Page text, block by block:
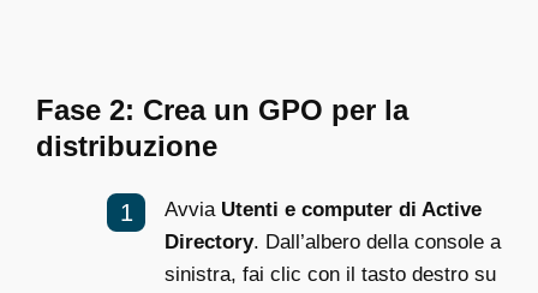
Fase 2: Crea un GPO per la
distribuzione
Avvia Utenti e computer di Active
Directory. Dall’albero della console a
sinistra, fai clic con il tasto destro su